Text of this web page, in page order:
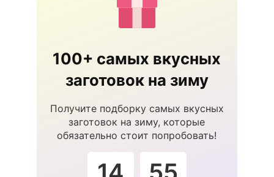
100+ самых вкусных
заготовок на зиму
Получите подборку самых вкусных
заготовок на зиму, которые
обязательно стоит попробовать!